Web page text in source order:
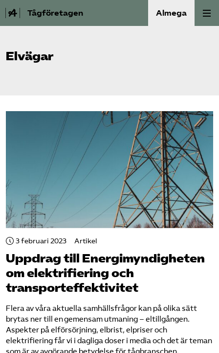
Tågföretagen Almega
Kontakt
Mina sidor (almega.se)
Logga in på Arbetsgivarguiden
Sök på tagforetagen.se
Elvägar
3 februari 2023 Artikel
Uppdrag till Energi­myndigheten
om elektrifiering och
transporteffektivitet
Flera av våra aktuella samhällsfrågor kan på olika sätt
brytas ner till en gemensam utmaning – eltillgången.
Aspekter på elförsörjning, elbrist, elpriser och
elektrifiering får vi i dagliga doser i media och det är teman